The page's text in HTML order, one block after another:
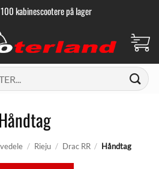
kabinescootere på lager
/ Rieju / Drac RR / Håndtag